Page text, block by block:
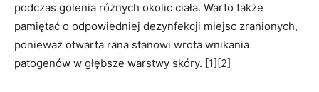
podczas golenia różnych okolic ciała. Warto także
pamiętać o odpowiedniej dezynfekcji miejsc zranionych,
ponieważ otwarta rana stanowi wrota wnikania
patogenów w głębsze warstwy skóry. [1][2]